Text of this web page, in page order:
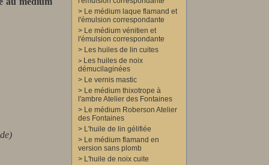
> Le médium laque flamand et
l'émulsion correspondante
> Le médium vénitien et
l'émulsion correspondante
> Les huiles de lin cuites
> Les huiles de noix
démucilaginées
> Le vernis mastic
> Le médium thixotrope à
l'ambre Atelier des Fontaines
> Le médium Roberson Atelier
des Fontaines
> L'huile de lin gélifiée
> Le médium flamand en
version sans plomb
> L'huile de noix cuite